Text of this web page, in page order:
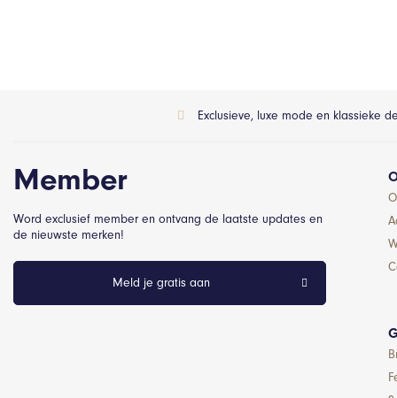
Exclusieve, luxe mode en klassieke
Member
Word exclusief member en ontvang de laatste updates en
de nieuwste merken!
Meld je gratis aan